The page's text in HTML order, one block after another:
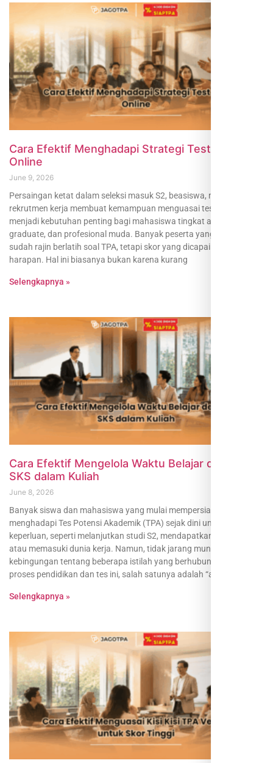
Cara Efektif Menghadapi Strategi Test TPA
Online
June 9, 2026
Persaingan ketat dalam seleksi masuk S2, beasiswa, maupun
rekrutmen kerja membuat kemampuan menguasai test TPA online
menjadi kebutuhan penting bagi mahasiswa tingkat akhir, fresh
graduate, dan profesional muda. Banyak peserta yang merasa
sudah rajin berlatih soal TPA, tetapi skor yang dicapai belum sesuai
harapan. Hal ini biasanya bukan karena kurang
Selengkapnya »
Cara Efektif Mengelola Waktu Belajar dengan
SKS dalam Kuliah
June 8, 2026
Banyak siswa dan mahasiswa yang mulai mempersiapkan diri
menghadapi Tes Potensi Akademik (TPA) sejak dini untuk berbagai
keperluan, seperti melanjutkan studi S2, mendapatkan beasiswa,
atau memasuki dunia kerja. Namun, tidak jarang muncul
kebingungan tentang beberapa istilah yang berhubungan dengan
proses pendidikan dan tes ini, salah satunya adalah “apa itu sks
Selengkapnya »